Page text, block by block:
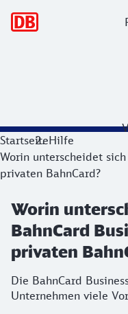
StartseiteHilfe
Worin unterscheidet
privaten BahnCard?
Worin
BahnCard
privaten
Die BahnCard
Unternehmen viele